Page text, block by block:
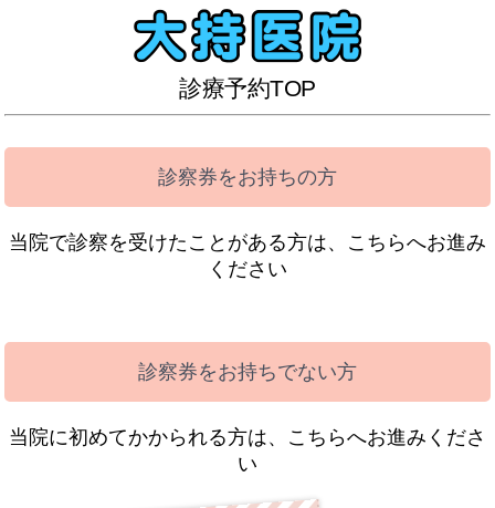
診療予約TOP
診察券をお持ちの方
当院で診察を受けたことがある方は、こちらへお進み
ください
診察券をお持ちでない方
当院に初めてかかられる方は、こちらへお進みくださ
い